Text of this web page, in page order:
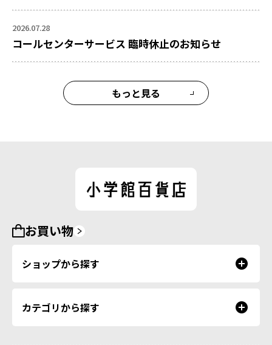
2026.07.28
コールセンターサービス 臨時休止のお知らせ
もっと見る
お買い物
ショップから探す
カテゴリから探す